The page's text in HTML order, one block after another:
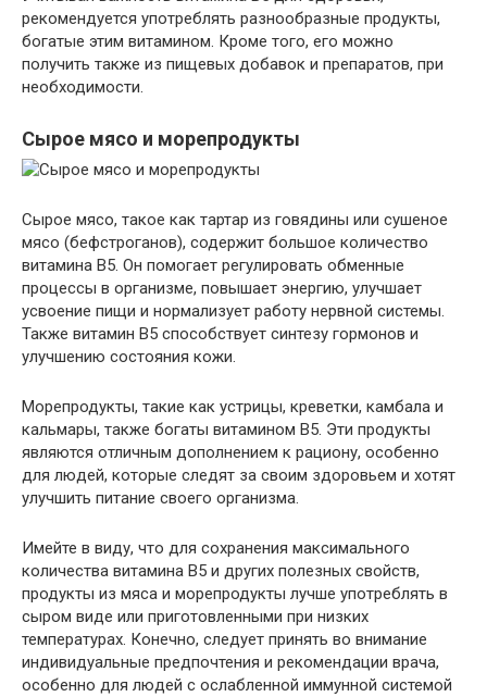
рекомендуется употреблять разнообразные продукты,
богатые этим витамином. Кроме того, его можно
получить также из пищевых добавок и препаратов, при
необходимости.
Сырое мясо и морепродукты
Сырое мясо, такое как тартар из говядины или сушеное
мясо (бефстроганов), содержит большое количество
витамина B5. Он помогает регулировать обменные
процессы в организме, повышает энергию, улучшает
усвоение пищи и нормализует работу нервной системы.
Также витамин B5 способствует синтезу гормонов и
улучшению состояния кожи.
Морепродукты, такие как устрицы, креветки, камбала и
кальмары, также богаты витамином B5. Эти продукты
являются отличным дополнением к рациону, особенно
для людей, которые следят за своим здоровьем и хотят
улучшить питание своего организма.
Имейте в виду, что для сохранения максимального
количества витамина B5 и других полезных свойств,
продукты из мяса и морепродукты лучше употреблять в
сыром виде или приготовленными при низких
температурах. Конечно, следует принять во внимание
индивидуальные предпочтения и рекомендации врача,
особенно для людей с ослабленной иммунной системой